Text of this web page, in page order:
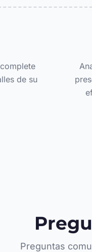
de su
Preguntas